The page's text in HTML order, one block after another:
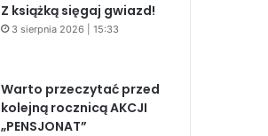
Z książką sięgaj gwiazd!
3 sierpnia 2026 | 15:33
Warto przeczytać przed
kolejną rocznicą AKCJI
„PENSJONAT”